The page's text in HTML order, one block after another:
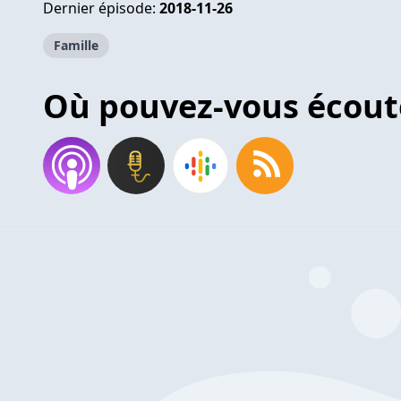
Dernier épisode: 2018-11-26
Famille
Où pouvez-vous